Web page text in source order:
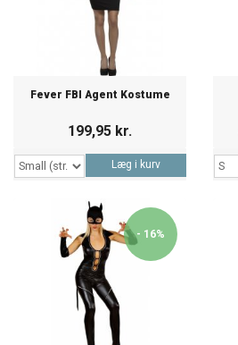
Fever FBI Agent Kostume
199,95 kr.
Læg i kurv
- 16%